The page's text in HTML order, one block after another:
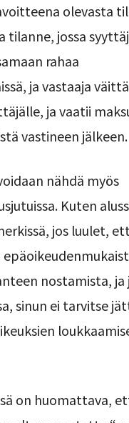
olevasta
tilanne, jossa
rahaa
ja vastaaja
ja vaatii
vastineen jälkeen.
nähdä myös
Kuten
jos luulet,
nostamista, ja
sinun ei tarvitse
on huomattava,